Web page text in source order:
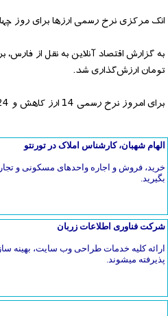
انک مرکزی نرخ رسمی ارزها برای روز
تومان ارزش‌گذاری شد.
برای امروز نرخ رسمی 14 ارز کاهش و 24 ارز افزایش یافته و نرخ یک ارز هم تغییری نداشته است.
الهام شهبان، کارشناس املاک در تورنتو
خرید، فروش و اجاره واحدهای مسکونی و
بگیرید.
شرکت فناوری اطلاعات زربان
ارائه کلیه خدمات طراحی وب سایت، بهینه
پذیرفته میشوند.